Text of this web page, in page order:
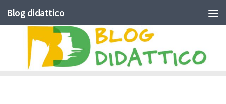
Skip to content
Blog didattico